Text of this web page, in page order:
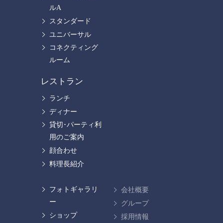
ルA
スタンダード
ユニバーサル
コネクティング
ルーム
レストラン
ランチ
ディナー
貸切･パーティ利
用のご案内
顔合わせ
料理長紹介
フォトギャラリ
ー
ショップ
会社概要
グループ
採用情報